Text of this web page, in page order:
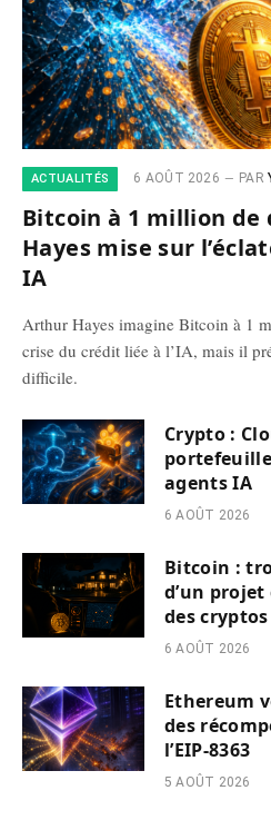
ACTUALITÉS 6 AOÛT 2026 PAR
Bitcoin à 1 million
Hayes mise sur
IA
Arthur Hayes imagine Bitcoin à 1
crise du crédit liée à l’IA, mais il
difficile.
Crypto :
agents IA
6 AOÛT 2026
Bitcoin :
d’un
des cryptos
6 AOÛT 2026
Ethereum
des
l’EIP-8363
5 AOÛT 2026